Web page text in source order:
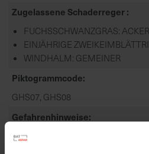
Zugelassene Schaderreger
FUCHSSCHWANZGRAS:
EINJÄHRIGE
WINDHALM: GEMEINER
Piktogrammcode
GHS07, GHS08
Gefahrenhinweise
EUH208-ENTHÄLT . KANN